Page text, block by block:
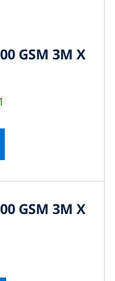
GSM 3M X
GSM 3M X